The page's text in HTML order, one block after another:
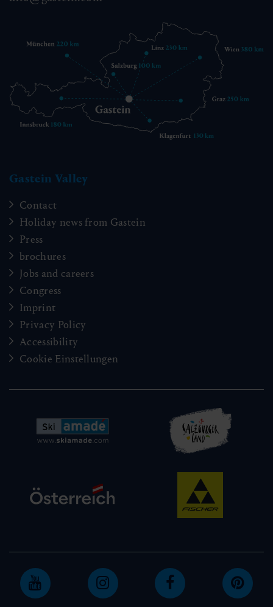
Gastein Valley
Contact
Holiday news from Gastein
Press
brochures
Jobs and careers
Congress
Imprint
Privacy Policy
Accessibility
Cookie Einstellungen